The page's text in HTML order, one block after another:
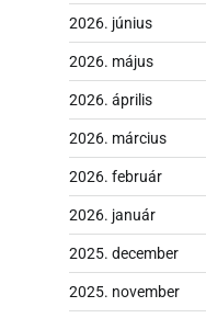
2026. június
2026. május
2026. április
2026. március
2026. február
2026. január
2025. december
2025. november